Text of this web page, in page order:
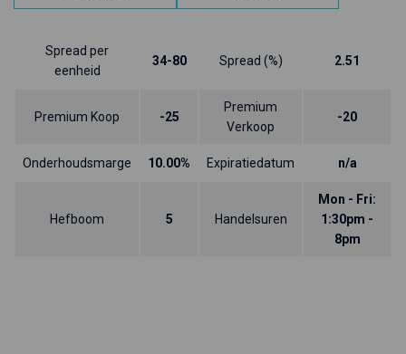
Spread per
eenheid
34-80 Spread (%) 2.51
Premium Koop -25
Premium
Verkoop
-20
Onderhoudsmarge 10.00% Expiratiedatum n/a
Hefboom 5 Handelsuren
Mon - Fri:
1:30pm -
8pm